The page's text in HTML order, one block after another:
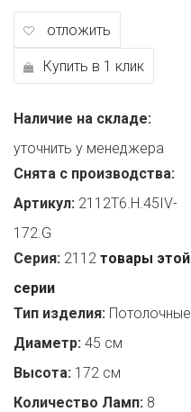
отложить
Купить в 1 клик
Наличие на складе:
уточнить у менеджера
Снята с производства:
Артикул: 2112T6.H.45IV-
172.G
Серия: 2112 товары этой
серии
Тип изделия: Потолочные
Диаметр: 45 см
Высота: 172 см
Количество Ламп: 8